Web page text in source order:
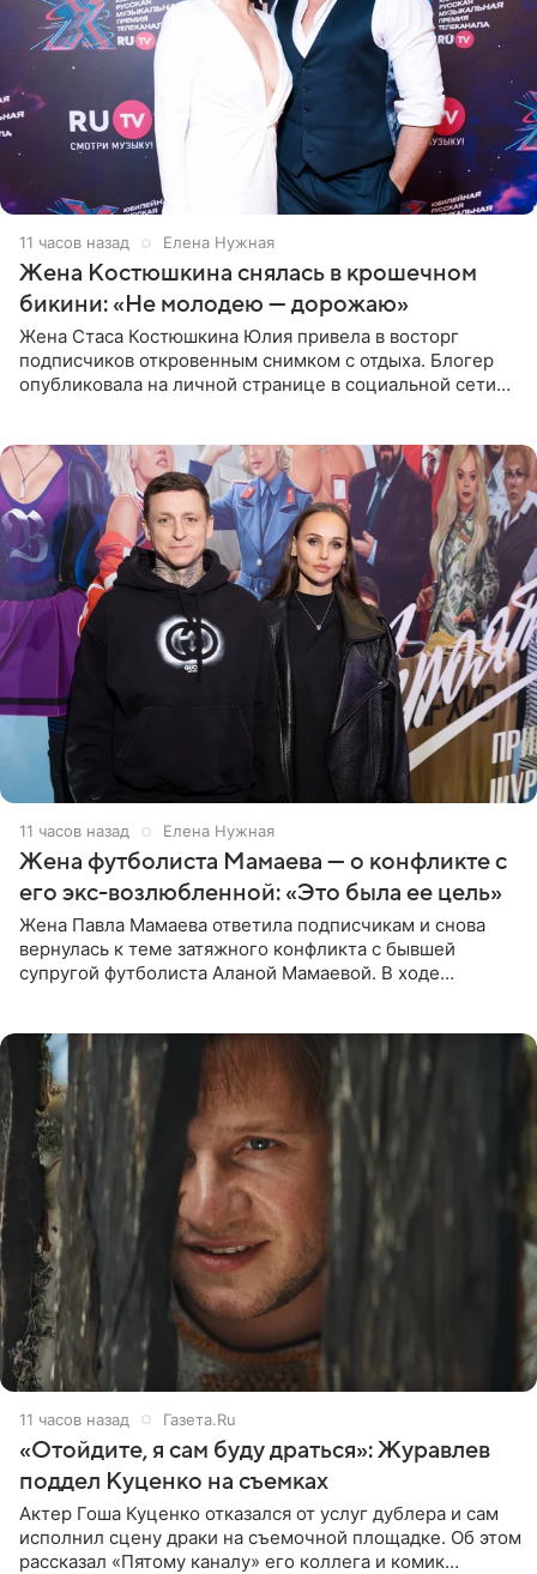
11 часов назад Елена Нужная
Жена Костюшкина снялась в крошечном
бикини: «Не молодею — дорожаю»
Жена Стаса Костюшкина Юлия привела в восторг
подписчиков откровенным снимком с отдыха. Блогер
опубликовала на личной странице в социальной сети
11 часов назад Елена Нужная
Жена футболиста Мамаева — о конфликте с
его экс-возлюбленной: «Это была ее цель»
Жена Павла Мамаева ответила подписчикам и снова
вернулась к теме затяжного конфликта с бывшей
супругой футболиста Аланой Мамаевой. В ходе
11 часов назад Газета.Ru
«Отойдите, я сам буду драться»: Журавлев
поддел Куценко на съемках
Актер Гоша Куценко отказался от услуг дублера и сам
исполнил сцену драки на съемочной площадке. Об этом
рассказал «Пятому каналу» его коллега и комик